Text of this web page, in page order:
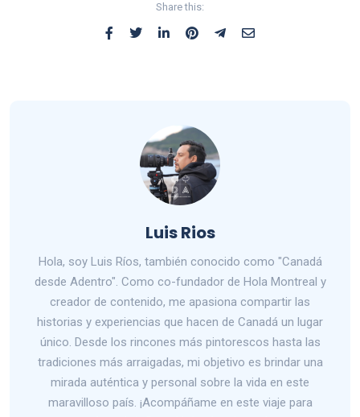
Share this:
Luis Rios
Hola, soy Luis Ríos, también conocido como "Canadá
desde Adentro". Como co-fundador de Hola Montreal y
creador de contenido, me apasiona compartir las
historias y experiencias que hacen de Canadá un lugar
único. Desde los rincones más pintorescos hasta las
tradiciones más arraigadas, mi objetivo es brindar una
mirada auténtica y personal sobre la vida en este
maravilloso país. ¡Acompáñame en este viaje para